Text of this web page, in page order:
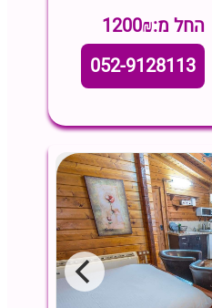
החל מ:1200₪
052-9128113